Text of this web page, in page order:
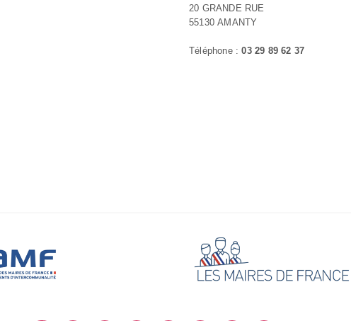
20 GRANDE RUE
55130 AMANTY
Téléphone :03 29 89 62 37